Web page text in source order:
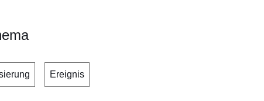
Ereignis